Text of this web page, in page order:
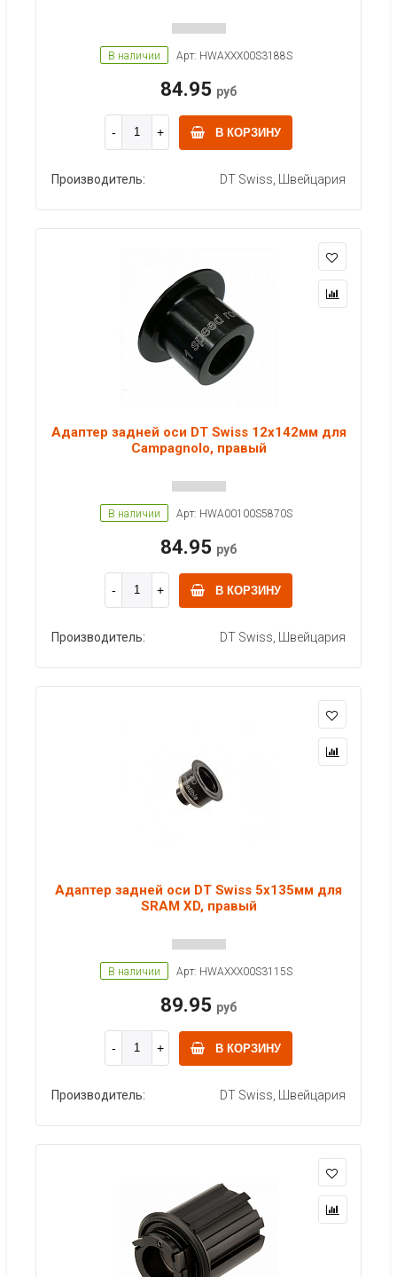
В наличии Арт: HWAXXX00S3188S
84.95 руб
В КОРЗИНУ
Производитель: DT Swiss, Швейцария
Адаптер задней оси DT Swiss 12x142мм для
Campagnolo, правый
В наличии Арт: HWA00100S5870S
84.95 руб
В КОРЗИНУ
Производитель: DT Swiss, Швейцария
Адаптер задней оси DT Swiss 5x135мм для
SRAM XD, правый
В наличии Арт: HWAXXX00S3115S
89.95 руб
В КОРЗИНУ
Производитель: DT Swiss, Швейцария